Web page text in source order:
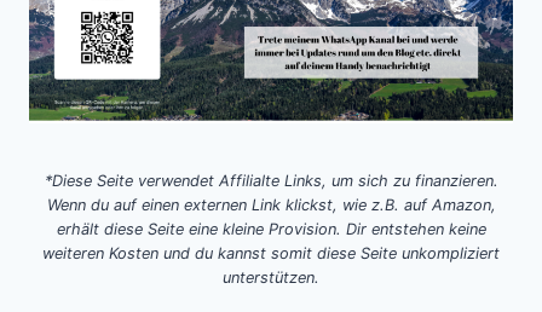
*Diese Seite verwendet Affilialte Links, um sich zu finanzieren.
Wenn du auf einen externen Link klickst, wie z.B. auf Amazon,
erhält diese Seite eine kleine Provision. Dir entstehen keine
weiteren Kosten und du kannst somit diese Seite unkompliziert
unterstützen.